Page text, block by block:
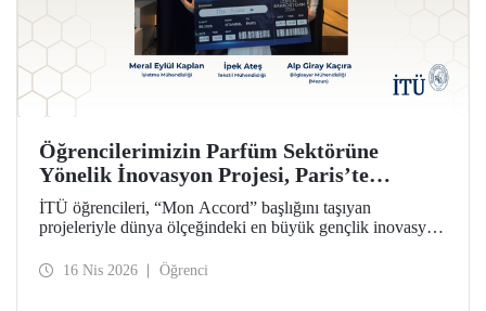
Öğrencilerimizin Parfüm Sektörüne
Yönelik İnovasyon Projesi, Paris’te
Ülkemizi Temsil Edecek
İTÜ öğrencileri, “Mon Accord” başlığını taşıyan
projeleriyle dünya ölçeğindeki en büyük gençlik inovasyon
birinci oldu. Bu başarılarıyla İTÜ’lü isimler İpek Ateş,
16 Nis 2026 Öğrenci